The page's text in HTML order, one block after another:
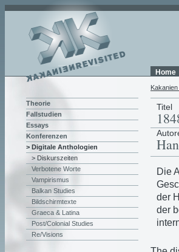
Home
Titel
Die
der
der
Theorie
Fallstudien
Essays
Konferenzen
> Digitale Anthologien
> Diskurszeiten
Verbotene Worte
Vampirismus
Balkan Studies
Bildschirmtexte
Graeca & Latina
Post/Colonial Studies
Re/Visions